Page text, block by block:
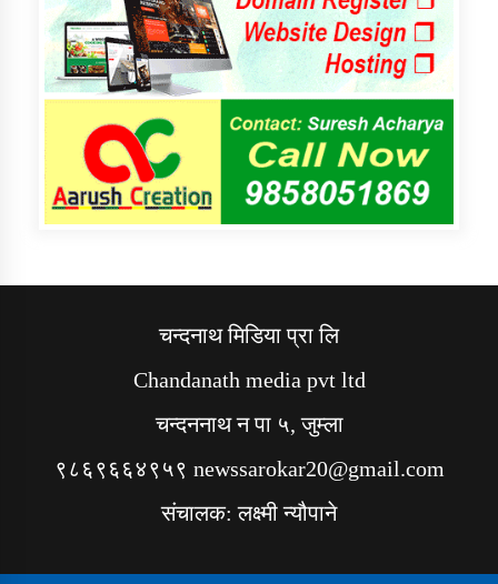
चन्दनाथ मिडिया प्रा लि
Chandanath media pvt ltd
चन्दननाथ न पा ५, जुम्ला
९८६९६६४९५९ newssarokar20@gmail.com
संचालक: लक्ष्मी न्यौपाने